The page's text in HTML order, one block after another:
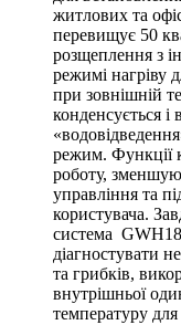
житлових та
перевищує 50
розщеплення з
режимі нагріву
при зовнішній
конденсується
режим. Функції
роботу,
управління та
користувача.
система
діагностувати
та грибків,
внутрішньої
температуру